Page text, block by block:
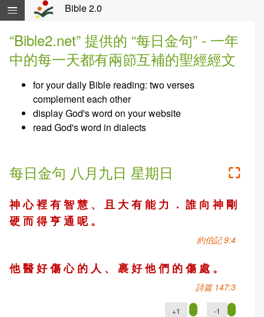
Skip navigation and move to Contents...
Bible 2.0
“Bible2.net” 提供的 “每日金句” - 一年
中的每一天都有兩節互補的聖經經文
for your daily Bible reading: two verses
complement each other
display God's word on your website
read God's word in dialects
⛶
每日金句 八月九日 星期日
神 心 裡 有 智 慧 、 且 大 有 能 力 ． 誰 向 神 剛
硬 而 得 亨 通 呢 。
約伯記 9:4
他 醫 好 傷 心 的 人 、 裹 好 他 們 的 傷 處 。
詩篇 147:3
+1 -1